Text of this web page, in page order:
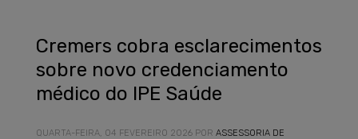
Cremers cobra esclarecimentos
sobre novo credenciamento
médico do IPE Saúde
QUARTA-FEIRA, 04 FEVEREIRO 2026 POR ASSESSORIA DE